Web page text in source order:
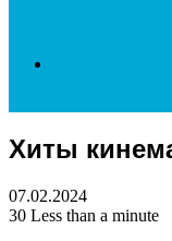
for
Хиты
07.02.2024
30 Less than a minute